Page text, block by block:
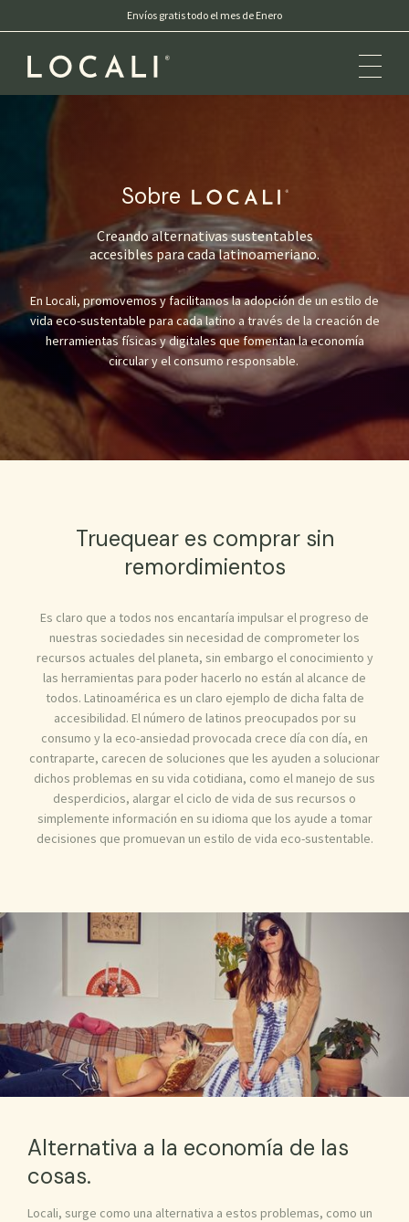
Envíos gratis todo el mes de Enero
Sobre Locali
Creando alternativas sustentables
accesibles para cada latinoameriano.
En Locali, promovemos y facilitamos la adopción de un estilo de
vida eco-sustentable para cada latino a través de la creación de
herramientas físicas y digitales que fomentan la economía
circular y el consumo responsable.
Truequear es comprar sin
remordimientos
Es claro que a todos nos encantaría impulsar el progreso de
nuestras sociedades sin necesidad de comprometer los
recursos actuales del planeta, sin embargo el conocimiento y
las herramientas para poder hacerlo no están al alcance de
todos. Latinoamérica es un claro ejemplo de dicha falta de
accesibilidad. El número de latinos preocupados por su
consumo y la eco-ansiedad provocada crece día con día, en
contraparte, carecen de soluciones que les ayuden a solucionar
dichos problemas en su vida cotidiana, como el manejo de sus
desperdicios, alargar el ciclo de vida de sus recursos o
simplemente información en su idioma que los ayude a tomar
decisiones que promuevan un estilo de vida eco-sustentable.
Alternativa a la economía de las
cosas.
Locali, surge como una alternativa a estos problemas, como un